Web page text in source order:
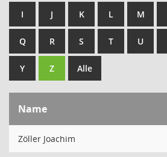
I J K L M
Q R S T U
Y Z Alle
Name
Zöller Joachim